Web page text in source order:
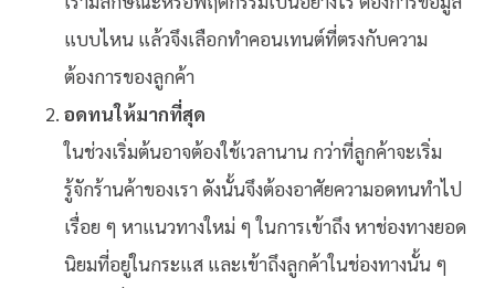
แบบไหน แล้วจึงเลือกทำคอนเทนต์ที่ตรงกับความ
ต้องการของลูกค้า
อดทนให้มากที่สุด
ในช่วงเริ่มต้นอาจต้องใช้เวลานาน กว่าที่ลูกค้าจะเริ่ม
รู้จักร้านค้าของเรา ดังนั้นจึงต้องอาศัยความอดทนทำไป
เรื่อย ๆ หาแนวทางใหม่ ๆ ในการเข้าถึง หาช่องทางยอด
นิยมที่อยู่ในกระแส และเข้าถึงลูกค้าในช่องทางนั้น ๆ